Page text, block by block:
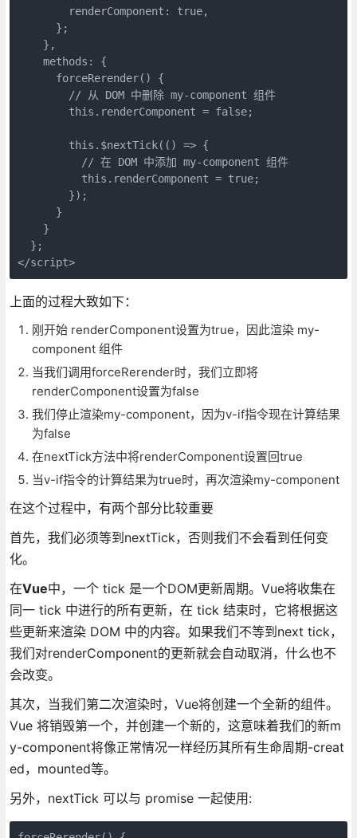
        renderComponent: true,
      };
    },
    methods: {
      forceRerender() {
        // 从 DOM 中删除 my-component 组件
        this.renderComponent = false;
        this.$nextTick(() => {
          // 在 DOM 中添加 my-component 组件
          this.renderComponent = true;
        });
      }
    }
  };
</script>
上面的过程大致如下：
刚开始 renderComponent设置为true，因此渲染 my-
component 组件
当我们调用forceRerender时，我们立即将
renderComponent设置为false
我们停止渲染my-component，因为v-if指令现在计算结果
为false
在nextTick方法中将renderComponent设置回true
当v-if指令的计算结果为true时，再次渲染my-component
在这个过程中，有两个部分比较重要
首先，我们必须等到nextTick，否则我们不会看到任何变
化。
在Vue中，一个 tick 是一个DOM更新周期。Vue将收集在
同一 tick 中进行的所有更新，在 tick 结束时，它将根据这
些更新来渲染 DOM 中的内容。如果我们不等到next tick，
我们对renderComponent的更新就会自动取消，什么也不
会改变。
其次，当我们第二次渲染时，Vue将创建一个全新的组件。
Vue 将销毁第一个，并创建一个新的，这意味着我们的新m
y-component将像正常情况一样经历其所有生命周期-creat
ed，mounted等。
另外，nextTick 可以与 promise 一起使用: